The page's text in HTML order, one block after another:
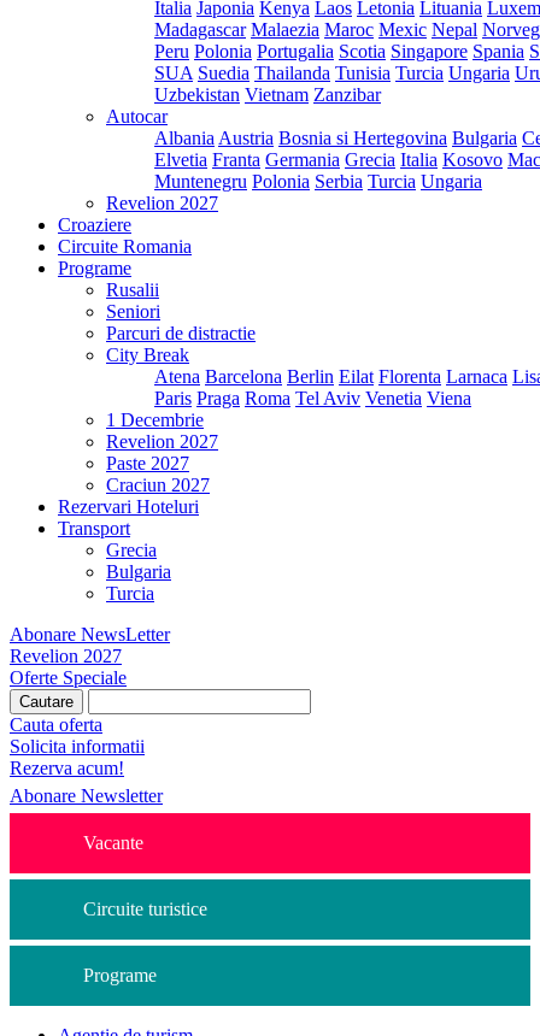
Italia Japonia Kenya Laos Letonia Lituania
Madagascar Malaezia Maroc Mexic Nepal
Peru Polonia Portugalia Scotia Singapore Spania
SUA Suedia Thailanda Tunisia Turcia Ungaria
Uzbekistan Vietnam Zanzibar
Autocar
Albania Austria Bosnia si Hertegovina Bulgaria
Elvetia Franta Germania Grecia Italia Kosovo
Muntenegru Polonia Serbia Turcia Ungaria
Revelion 2027
Croaziere
Circuite Romania
Programe
Rusalii
Seniori
Parcuri de distractie
City Break
Atena Barcelona Berlin Eilat Florenta Larnaca
Paris Praga Roma Tel Aviv Venetia Viena
1 Decembrie
Revelion 2027
Paste 2027
Craciun 2027
Rezervari Hoteluri
Transport
Grecia
Bulgaria
Turcia
Abonare NewsLetter
Revelion 2027
Oferte Speciale
Cauta oferta
Solicita informatii
Rezerva acum!
Abonare Newsletter
Vacante
Circuite turistice
Programe